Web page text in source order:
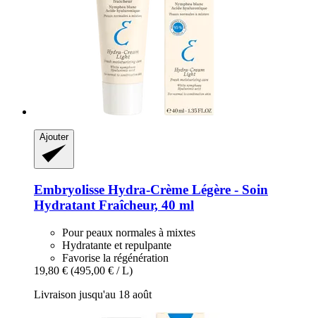
Ajouter
Embryolisse Hydra-​Crème Légère -​ Soin
Hydratant Fraîcheur, 40 ml
Pour peaux normales à mixtes
Hydratante et repulpante
Favorise la régénération
19,80 € (495,00 € / L)
Livraison jusqu'au 18 août